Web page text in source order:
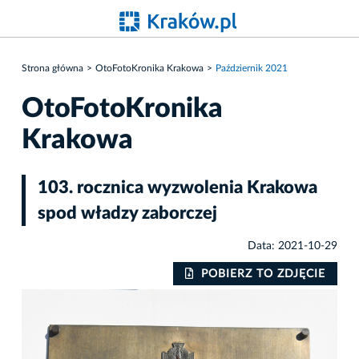
Strona główna OtoFotoKronika Krakowa Październik 2021
OtoFotoKronika
Krakowa
103. rocznica wyzwolenia Krakowa
spod władzy zaborczej
Data: 2021-10-29
POBIERZ TO ZDJĘCIE